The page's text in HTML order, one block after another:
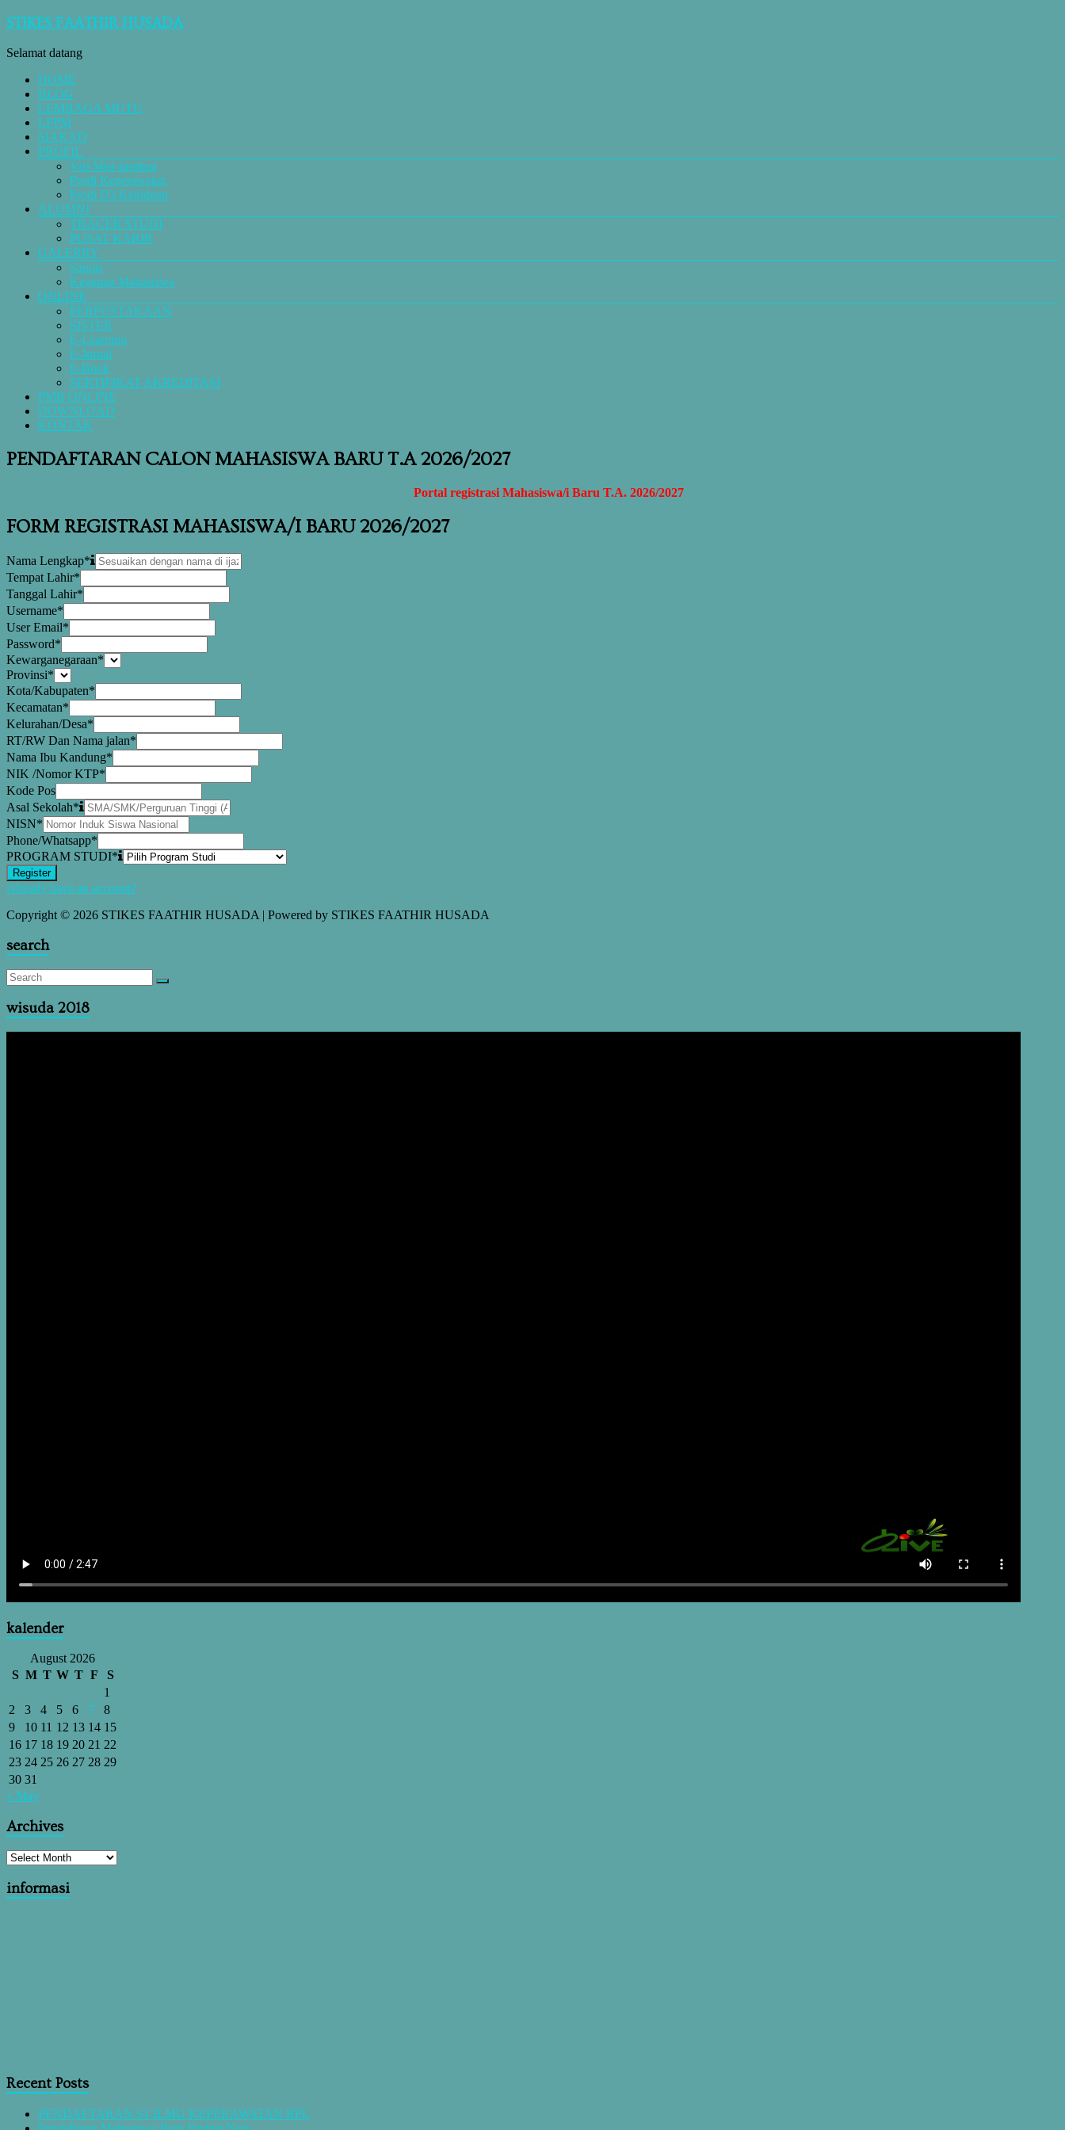
STIKES FAATHIR HUSADA
Selamat datang
HOME
BLOG
LEMBAGA MUTU
LPPM
SIAKAD
PROFIL
Visi Misi Institusi
Prodi Keperawatan
Prodi D3 Kebidnan
ALUMNI
TRACER STUDI
PUSAT KARIR
GALERRY
Sapras
Kegiatan Mahasiswa
ONLINE
PERPUSTAKAAN
SISTER
E-Learning
E-Jurnal
E-Book
SERTIFIKAT AKREDITASI
PMB ONLINE
DOWNLOAD
KONTAK
PENDAFTARAN CALON MAHASISWA BARU T.A 2026/2027
Portal registrasi Mahasiswa/i Baru T.A. 2026/2027
FORM REGISTRASI MAHASISWA/I BARU 2026/2027
Nama Lengkap*
Tempat Lahir*
Tanggal Lahir*
Username*
User Email*
Password*
Kewarganegaraan*
Provinsi*
Kota/Kabupaten*
Kecamatan*
Kelurahan/Desa*
RT/RW Dan Nama jalan*
Nama Ibu Kandung*
NIK /Nomor KTP*
Kode Pos
Asal Sekolah*
NISN*
Phone/Whatsapp*
PROGRAM STUDI*
Register
Already have an account?
Copyright © 2026 STIKES FAATHIR HUSADA | Powered by STIKES FAATHIR HUSADA
search
wisuda 2018
kalender
August 2026
S M T W T F
S
1
2
3 4 5 6 7
8
9
10 11 12 13 14 15
16 17 18 19 20 21 22
23 24 25 26 27 28 29
30 31
« May
Archives
informasi
Recent Posts
PENDAFTARAN S1 ILMU KEPERAWATAN RPL